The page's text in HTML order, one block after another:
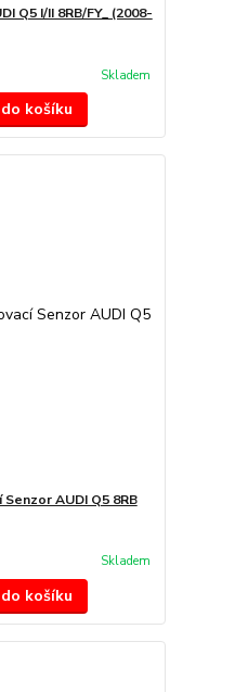
Q5 I/II 8RB/FY_ (2008-
Skladem
košíku
AUDI Q5 8RB
Skladem
košíku